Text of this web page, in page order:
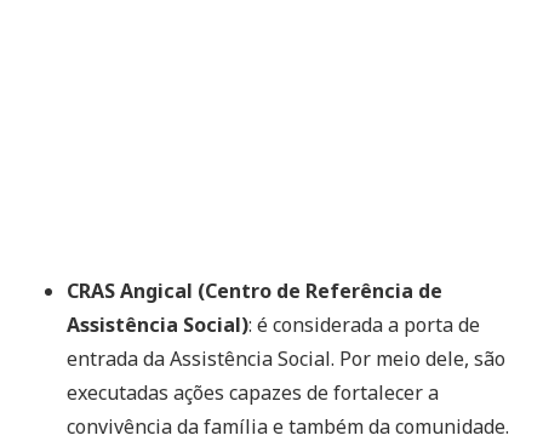
CRAS Angical (Centro de Referência de
Assistência Social): é considerada a porta de
entrada da Assistência Social. Por meio dele, são
executadas ações capazes de fortalecer a
convivência da família e também da comunidade.